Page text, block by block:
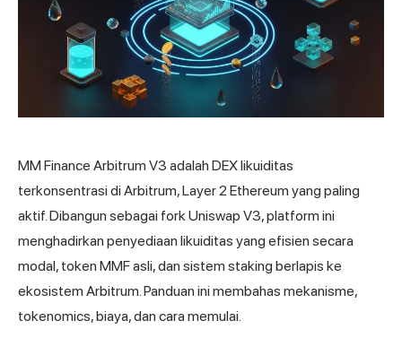
MM Finance Arbitrum V3 adalah DEX likuiditas
terkonsentrasi di Arbitrum, Layer 2 Ethereum yang paling
aktif. Dibangun sebagai fork Uniswap V3, platform ini
menghadirkan penyediaan likuiditas yang efisien secara
modal, token MMF asli, dan sistem staking berlapis ke
ekosistem Arbitrum. Panduan ini membahas mekanisme,
tokenomics, biaya, dan cara memulai.